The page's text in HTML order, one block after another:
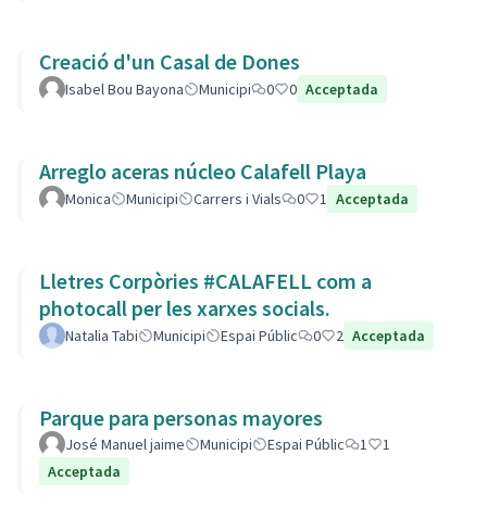
Creació d'un Casal de Dones
Isabel Bou Bayona Municipi 0 0 Acceptada
Arreglo aceras núcleo Calafell Playa
Monica Municipi Carrers i Vials 0 1 Acceptada
Lletres Corpòries #CALAFELL com a
photocall per les xarxes socials.
Natalia Tabi Municipi Espai Públic 0 2 Acceptada
Parque para personas mayores
José Manuel jaime Municipi Espai Públic 1
1
Acceptada